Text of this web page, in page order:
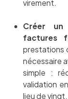
virement.
Créer un
factures
prestations
nécessaire
simple :
validation
lieu de vingt.